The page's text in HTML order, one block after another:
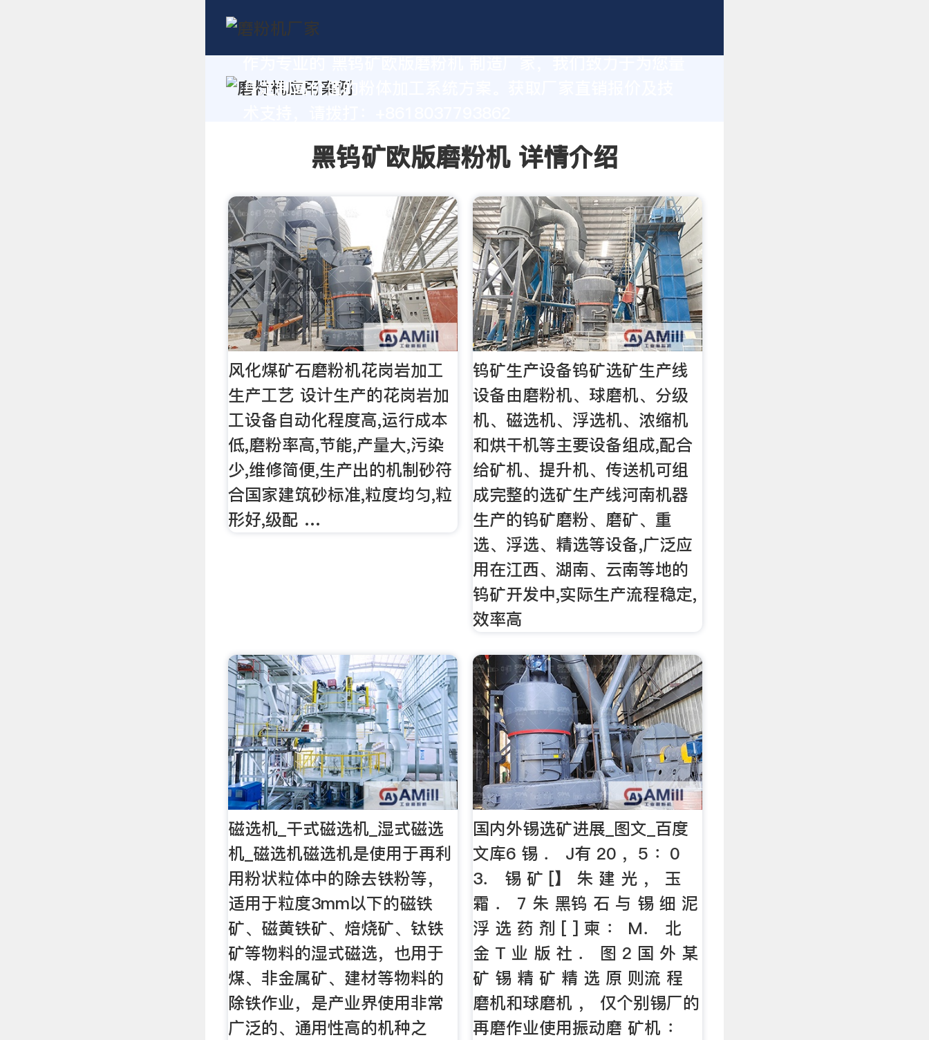
身定制高价值的粉体加工系统方案。获取厂家直销报价及技
黑钨矿欧版磨粉机 详情介绍
风化煤矿石磨粉机花岗岩加工
生产工艺 设计生产的花岗岩加
工设备自动化程度高,运行成本
低,磨粉率高,节能,产量大,污染
少,维修简便,生产出的机制砂符
合国家建筑砂标准,粒度均匀,粒
形好,级配 …
钨矿生产设备钨矿选矿生产线
设备由磨粉机、球磨机、分级
机、磁选机、浮选机、浓缩机
和烘干机等主要设备组成,配合
给矿机、提升机、传送机可组
成完整的选矿生产线河南机器
生产的钨矿磨粉、磨矿、重
选、浮选、精选等设备,广泛应
用在江西、湖南、云南等地的
钨矿开发中,实际生产流程稳定,
效率高
磁选机_干式磁选机_湿式磁选
机_磁选机磁选机是使用于再利
用粉状粒体中的除去铁粉等，
适用于粒度3mm以下的磁铁
矿、磁黄铁矿、焙烧矿、钛铁
矿等物料的湿式磁选，也用于
煤、非金属矿、建材等物料的
除铁作业，是产业界使用非常
广泛的、通用性高的机种之
国内外锡选矿进展_图文_百度
文库6 锡 ． J有 20 ，5 ：0
3． 锡 矿 [】 朱 建 光 ， 玉
霜 ． 7 朱 黑钨 石 与 锡 细 泥
浮 选 药 剂 [ ] 柬 ： M． 北
金 T 业 版 社 ． 图 2 国 外 某
矿 锡 精 矿 精 选 原 则流 程
磨机和球磨机 ， 仅个别锡厂的
再磨作业使用振动磨 矿机 ：